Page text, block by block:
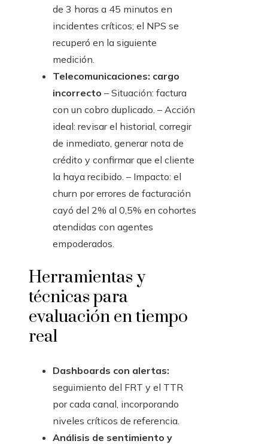
de 3 horas a 45 minutos en
incidentes críticos; el NPS se
recuperó en la siguiente
medición.
Telecomunicaciones: cargo
incorrecto – Situación: factura
con un cobro duplicado. – Acción
ideal: revisar el historial, corregir
de inmediato, generar nota de
crédito y confirmar que el cliente
la haya recibido. – Impacto: el
churn por errores de facturación
cayó del 2% al 0,5% en cohortes
atendidas con agentes
empoderados.
Herramientas y
técnicas para
evaluación en tiempo
real
Dashboards con alertas:
seguimiento del FRT y el TTR
por cada canal, incorporando
niveles críticos de referencia.
Análisis de sentimiento y